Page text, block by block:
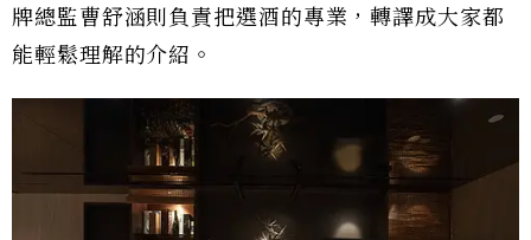
牌總監曹舒涵則負責把選酒的專業，轉譯成大家都
能輕鬆理解的介紹。